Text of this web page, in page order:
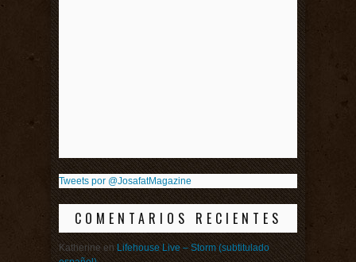
Tweets por @JosafatMagazine
COMENTARIOS RECIENTES
KatherineenLifehouse Live – Storm (subtitulado